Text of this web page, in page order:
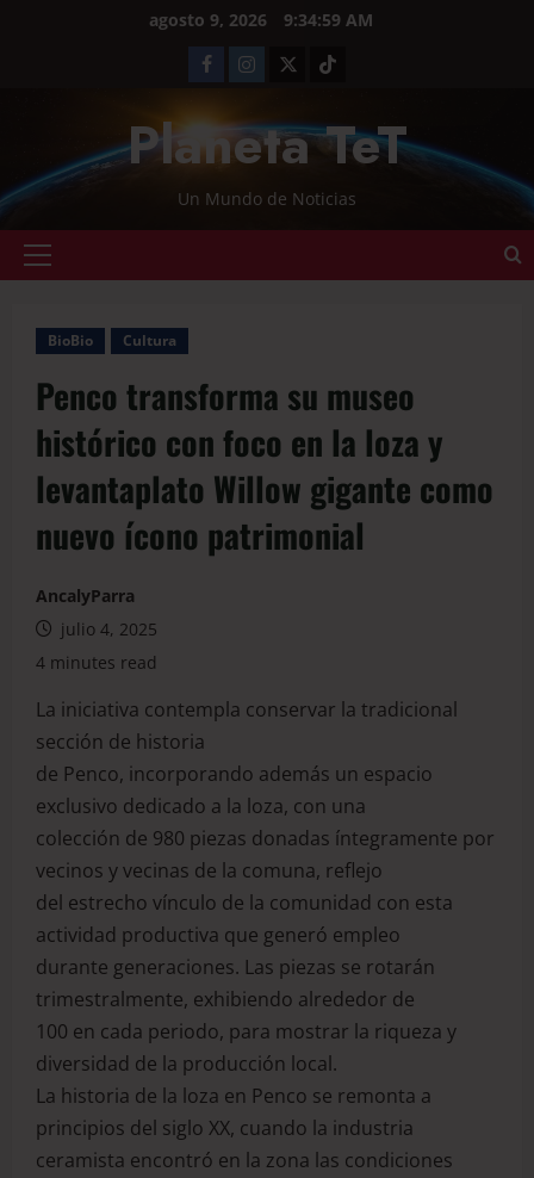
agosto 9, 2026 9:35:00 AM
Planeta TeT
Un Mundo de Noticias
BioBio Cultura
Penco transforma su museo
histórico con foco en la loza y
levantaplato Willow gigante como
nuevo ícono patrimonial
AncalyParra
julio 4, 2025
4 minutes read
La iniciativa contempla conservar la tradicional
sección de historia
de Penco, incorporando además un espacio
exclusivo dedicado a la loza, con una
colección de 980 piezas donadas íntegramente por
vecinos y vecinas de la comuna, reflejo
del estrecho vínculo de la comunidad con esta
actividad productiva que generó empleo
durante generaciones. Las piezas se rotarán
trimestralmente, exhibiendo alrededor de
100 en cada periodo, para mostrar la riqueza y
diversidad de la producción local.
La historia de la loza en Penco se remonta a
principios del siglo XX, cuando la industria
ceramista encontró en la zona las condiciones